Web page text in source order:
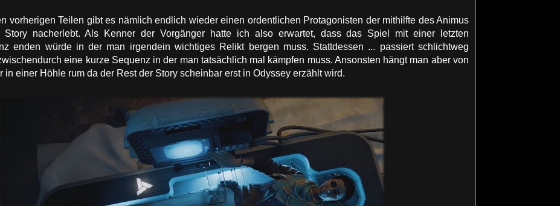
vorherigen Teilen gibt es nämlich endlich wieder einen ordentlichen Protagonisten der mithilfte des Animus
nacherlebt. Als Kenner der Vorgänger hatte ich also erwartet, dass das Spiel mit einer letzten
enden würde in der man irgendein wichtiges Relikt bergen muss. Stattdessen ... passiert schlichtweg
eine kurze Sequenz in der man tatsächlich mal kämpfen muss. Ansonsten hängt man aber von
in einer Höhle rum da der Rest der Story scheinbar erst in Odyssey erzählt wird.